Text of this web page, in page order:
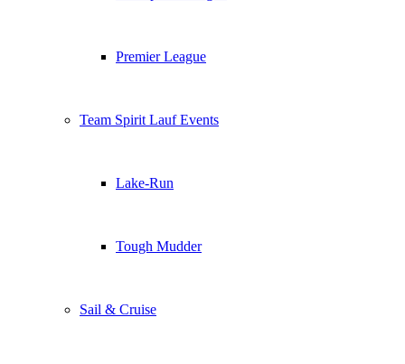
Premier League
Team Spirit Lauf Events
Lake-Run
Tough Mudder
Sail & Cruise